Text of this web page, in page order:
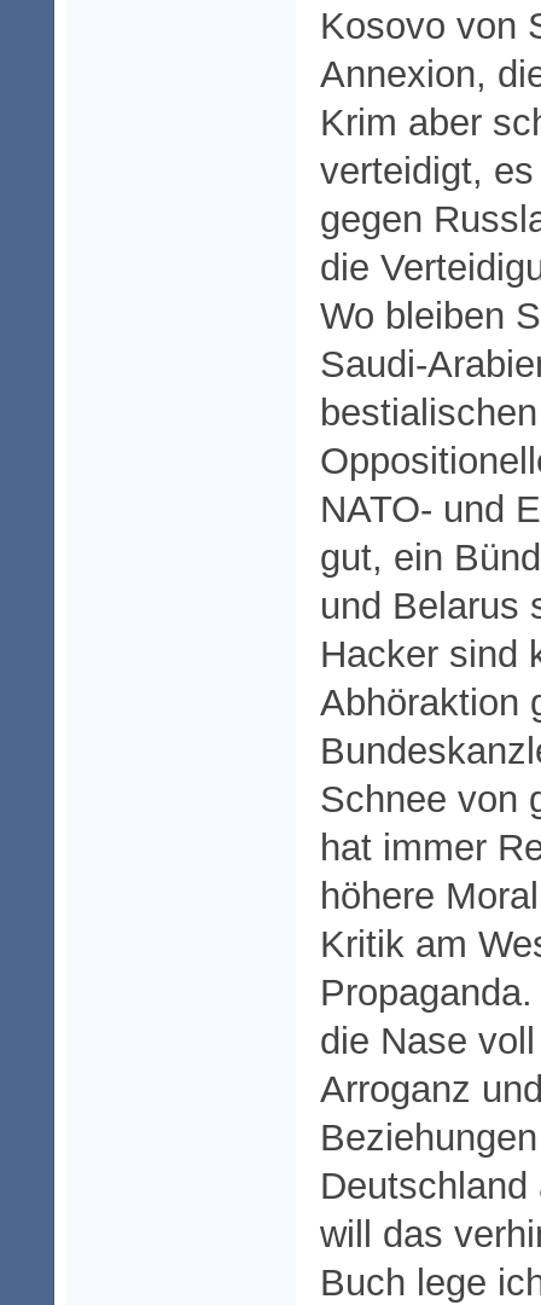
Kosovo von
Annexion,
Krim aber
verteidigt,
gegen
die
Wo bleiben
Saudi-
NATO- und
gut, ein
und Belarus
Hacker sind
Abhöraktion
Schnee von
hat immer
höhere
Kritik am
die Nase
Arroganz
will das
Buch lege